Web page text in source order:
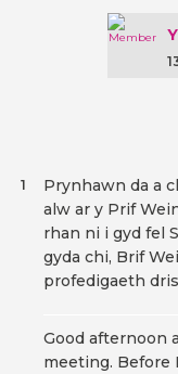
Prynhawn da a
alw ar y Prif
rhan ni i gyd fel
gyda chi, Brif
profedigaeth
1
Good afternoon
meeting. Before